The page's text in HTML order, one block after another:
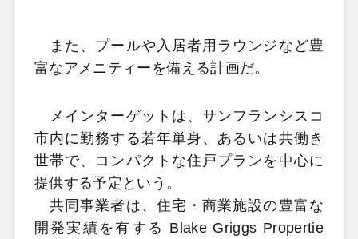
また、プールや入居者用ラウンジなど豊
富なアメニティーを備える計画だ。
メインターゲットは、サンフランシスコ
市内に勤務する若年単身、あるいは共働き
世帯で、コンパクトな住戸プランを中心に
提供する予定という。
共同事業者は、住宅・商業施設の豊富な
開発実績を有する Blake Griggs Propertie